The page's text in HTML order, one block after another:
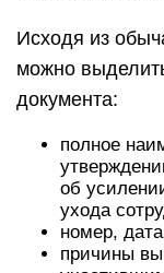
Исходя из
можно
документа:
полное
об
ухода
номер,
причины